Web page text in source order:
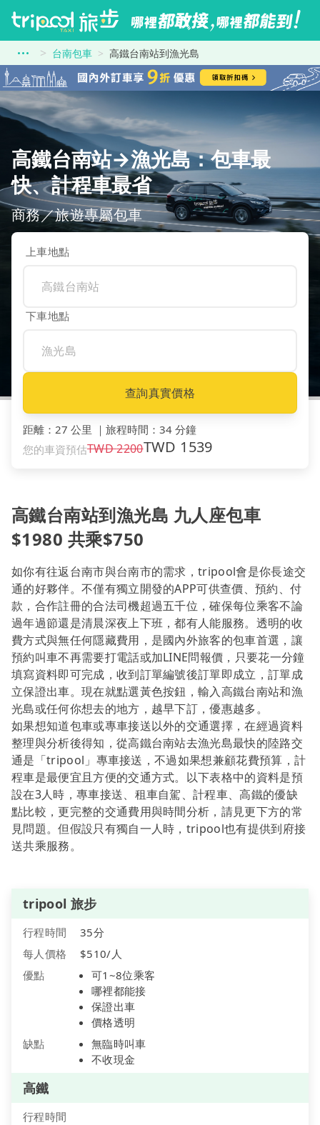
台南包車 高鐵台南站到漁光島
高鐵台南站→漁光島：包車最
快、計程車最省
商務／旅遊專屬包車
上車地點
下車地點
查詢真實價格
距離 ： 27 公里 ｜ 旅程時間 ： 34 分鐘
您的車資預估TWD2200TWD 1539
高鐵台南站到漁光島 九人座包車
$1980 共乘$750
如你有往返台南市與台南市的需求，tripool會是你長途交
通的好夥伴。不僅有獨立開發的APP可供查價、預約、付
款，合作註冊的合法司機超過五千位，確保每位乘客不論
過年過節還是清晨深夜上下班，都有人能服務。透明的收
費方式與無任何隱藏費用，是國內外旅客的包車首選，讓
預約叫車不再需要打電話或加LINE問報價，只要花一分鐘
填寫資料即可完成，收到訂單編號後訂單即成立，訂單成
立保證出車。現在就點選黃色按鈕，輸入高鐵台南站和漁
光島或任何你想去的地方，越早下訂，優惠越多。
如果想知道包車或專車接送以外的交通選擇，在經過資料
整理與分析後得知，從高鐵台南站去漁光島最快的陸路交
通是「tripool」專車接送，不過如果想兼顧花費預算，計
程車是最便宜且方便的交通方式。以下表格中的資料是預
設在3人時，專車接送、租車自駕、計程車、高鐵的優缺
點比較，更完整的交通費用與時間分析，請見更下方的常
見問題。但假設只有獨自一人時，tripool也有提供到府接
送共乘服務。
tripool 旅步
行程時間
35分
每人價格
$510/人
優點
可1~8位乘客
哪裡都能接
保證出車
價格透明
缺點
無臨時叫車
不收現金
高鐵
行程時間